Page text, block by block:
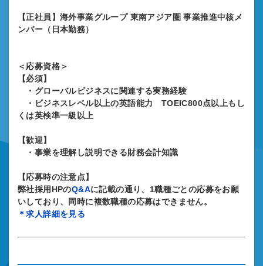
【正社員】海外事業グループ 東南アジア圏 事業推進中核メ
ンバー（日本勤務）
＜応募資格＞
【必須】
・グローバルビジネスに関連する実務経験
・ビジネスレベル以上の英語能力 TOEIC800点以上もし
くは英検準一級以上
【歓迎】
・事業を理解し説明できる財務会計知識
【応募時の注意点】
弊社採用HPのQ&Aに記載の通り、1職種ごとの応募をお願
いしており、同時に複数職種の応募はできません。
＊求人詳細を見る